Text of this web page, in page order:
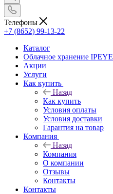
Телефоны
+7 (8652) 99-13-22
Каталог
Облачное хранение IPEYE
Акции
Услуги
Как купить
Назад
Как купить
Условия оплаты
Условия доставки
Гарантия на товар
Компания
Назад
Компания
О компании
Отзывы
Контакты
Контакты